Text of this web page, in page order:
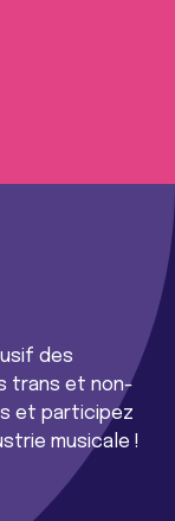
des
trans et non-
et participez
musicale !